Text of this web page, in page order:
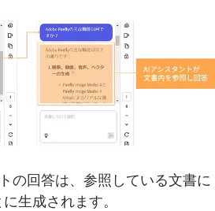
の回答は、参照している文書に
生成されます。